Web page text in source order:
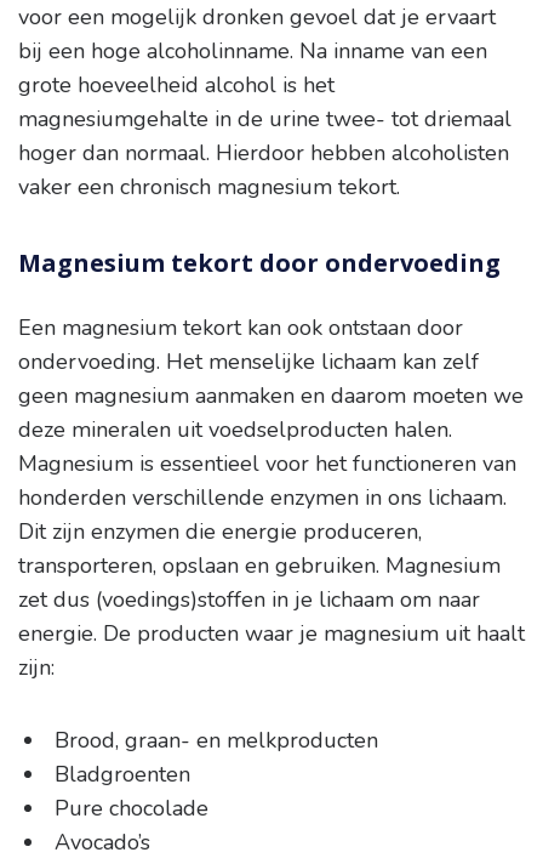
voor een mogelijk dronken gevoel dat je ervaart
bij een hoge alcoholinname. Na inname van een
grote hoeveelheid alcohol is het
magnesiumgehalte in de urine twee- tot driemaal
hoger dan normaal. Hierdoor hebben alcoholisten
vaker een chronisch magnesium tekort.
Magnesium tekort door ondervoeding
Een magnesium tekort kan ook ontstaan door
ondervoeding. Het menselijke lichaam kan zelf
geen magnesium aanmaken en daarom moeten we
deze mineralen uit voedselproducten halen.
Magnesium is essentieel voor het functioneren van
honderden verschillende enzymen in ons lichaam.
Dit zijn enzymen die energie produceren,
transporteren, opslaan en gebruiken. Magnesium
zet dus (voedings)stoffen in je lichaam om naar
energie. De producten waar je magnesium uit haalt
zijn:
Brood, graan- en melkproducten
Bladgroenten
Pure chocolade
Avocado’s